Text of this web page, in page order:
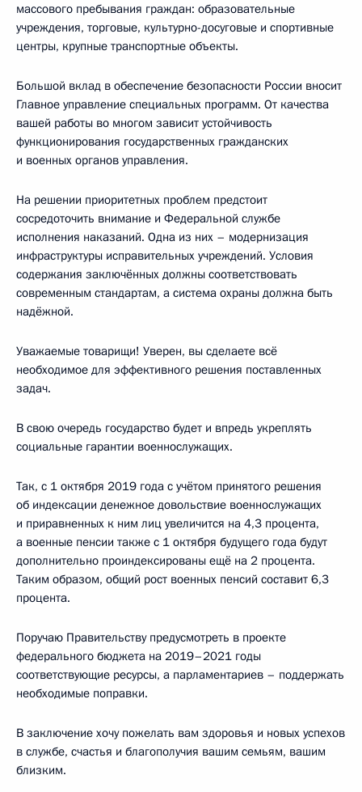
массового пребывания граждан: образовательные
учреждения, торговые, культурно-досуговые и спортивные
центры, крупные транспортные объекты.
Большой вклад в обеспечение безопасности России вносит
Главное управление специальных программ. От качества
вашей работы во многом зависит устойчивость
функционирования государственных гражданских
и военных органов управления.
На решении приоритетных проблем предстоит
сосредоточить внимание и Федеральной службе
исполнения наказаний. Одна из них – модернизация
инфраструктуры исправительных учреждений. Условия
содержания заключённых должны соответствовать
современным стандартам, а система охраны должна быть
надёжной.
Уважаемые товарищи! Уверен, вы сделаете всё
необходимое для эффективного решения поставленных
задач.
В свою очередь государство будет и впредь укреплять
социальные гарантии военнослужащих.
Так, с 1 октября 2019 года с учётом принятого решения
об индексации денежное довольствие военнослужащих
и приравненных к ним лиц увеличится на 4,3 процента,
а военные пенсии также с 1 октября будущего года будут
дополнительно проиндексированы ещё на 2 процента.
Таким образом, общий рост военных пенсий составит 6,3
процента.
Поручаю Правительству предусмотреть в проекте
федерального бюджета на 2019–2021 годы
соответствующие ресурсы, а парламентариев – поддержать
необходимые поправки.
В заключение хочу пожелать вам здоровья и новых успехов
в службе, счастья и благополучия вашим семьям, вашим
близким.